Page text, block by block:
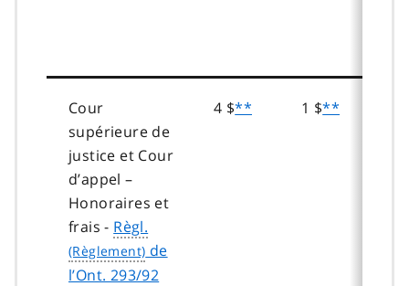
Cour
supérieure de
justice et Cour
d’appel –
Honoraires et
frais - Règl.
de
l’Ont. 293/92
4 $** 1 $**